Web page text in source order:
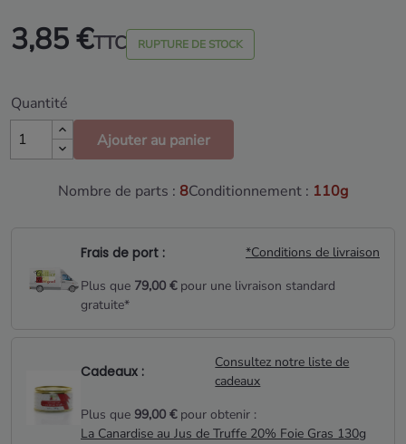
3,85 €TTC RUPTURE DE STOCK
Quantité
Ajouter au panier
Nombre de parts : 8Conditionnement : 110g
Frais de port :
*Conditions de livraison
Plus que 79,00 €pour une livraison standard
gratuite*
Cadeaux :
Consultez notre liste de
cadeaux
Plus que 99,00 €pour obtenir :
La Canardise au Jus de Truffe 20% Foie Gras 130g